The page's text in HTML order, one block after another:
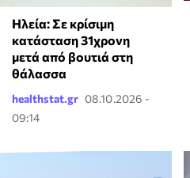
Ηλεία: Σε κρίσιμη
κατάσταση 31χρονη
μετά από βουτιά στη
θάλασσα
healthstat.gr 08.10.2026 -
09:14